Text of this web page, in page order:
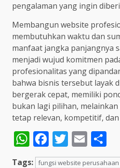
pengalaman yang ingin
Membangun website
membutuhkan waktu dan
manfaat jangka panjangnya
menjadi wujud komitmen
profesionalitas yang
bahwa bisnis tersebut layak
bergerak cepat, memiliki
bukan lagi pilihan,
tetap relevan, kompetitif,
WhatsApp
Facebook
Twitter
Email
Tags: fungsi website perusahaan